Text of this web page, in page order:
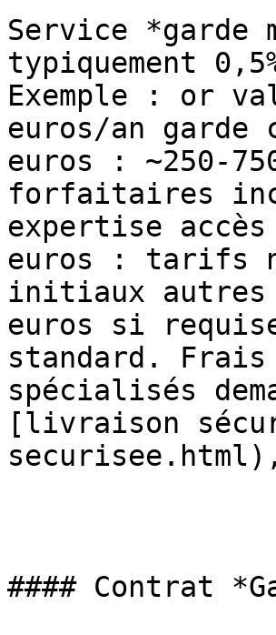
Service
typiquement
Exemple : or
euros/an garde
euros : ~250-
forfaitaires
expertise
euros : tarifs
initiaux autres
euros si
standard. Frais
spécialisés
[livraison
#### Contrat